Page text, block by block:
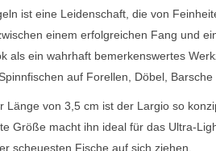
ist eine Leidenschaft, die von
einem erfolgreichen Fang und
als ein wahrhaft bemerkenswertes
auf Forellen, Döbel,
Länge von 3,5 cm ist der Largio so
Größe macht ihn ideal für das Ultra-
scheuesten Fische auf sich ziehen.